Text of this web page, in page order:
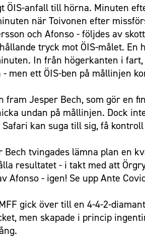
anfall till hörna. Minuten
när Toivonen efter
och Afonso - följdes av
tryck mot ÖIS-målet.
In från högerkanten i
ett ÖIS-ben på mållinjen
Jesper Bech, som gör en
undan på mållinjen. Dock
kan suga till sig, få
tvingades lämna plan en
resultatet - i takt med att
- igen! Se upp Ante
gick över till en 4-4-2-
men skapade i princip